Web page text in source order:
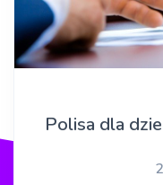
Polisa dla